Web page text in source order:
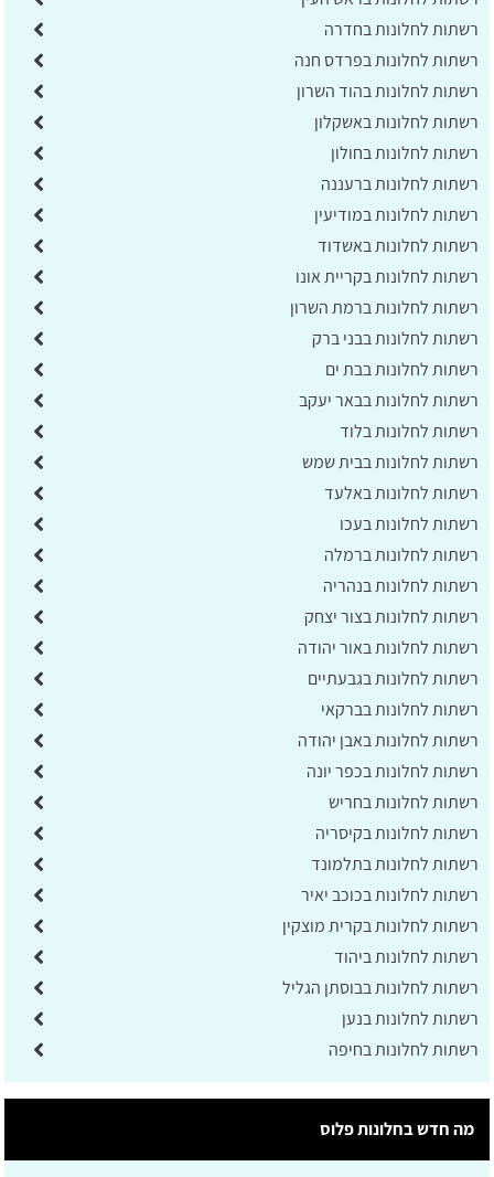
רשתות לחלונות בחדרה
רשתות לחלונות בפרדס חנה
רשתות לחלונות בהוד השרון
רשתות לחלונות באשקלון
רשתות לחלונות בחולון
רשתות לחלונות ברעננה
רשתות לחלונות במודיעין
רשתות לחלונות באשדוד
רשתות לחלונות בקריית אונו
רשתות לחלונות ברמת השרון
רשתות לחלונות בבני ברק
רשתות לחלונות בבת ים
רשתות לחלונות בבאר יעקב
רשתות לחלונות בלוד
רשתות לחלונות בבית שמש
רשתות לחלונות באלעד
רשתות לחלונות בעכו
רשתות לחלונות ברמלה
רשתות לחלונות בנהריה
רשתות לחלונות בצור יצחק
רשתות לחלונות באור יהודה
רשתות לחלונות בגבעתיים
רשתות לחלונות בברקאי
רשתות לחלונות באבן יהודה
רשתות לחלונות בכפר יונה
רשתות לחלונות בחריש
רשתות לחלונות בקיסריה
רשתות לחלונות בתלמונד
רשתות לחלונות בכוכב יאיר
רשתות לחלונות בקרית מוצקין
רשתות לחלונות ביהוד
רשתות לחלונות בבוסתן הגליל
רשתות לחלונות בנען
רשתות לחלונות בחיפה
מה חדש בחלונות פלוס